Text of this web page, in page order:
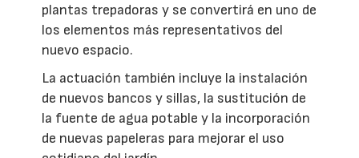
plantas trepadoras y se convertirá en uno de
los elementos más representativos del
nuevo espacio.
La actuación también incluye la instalación
de nuevos bancos y sillas, la sustitución de
la fuente de agua potable y la incorporación
de nuevas papeleras para mejorar el uso